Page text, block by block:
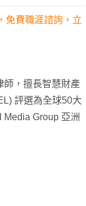
免費職涯諮詢，立
師，擅長智慧財產
評選為全球50大
Group 亞洲